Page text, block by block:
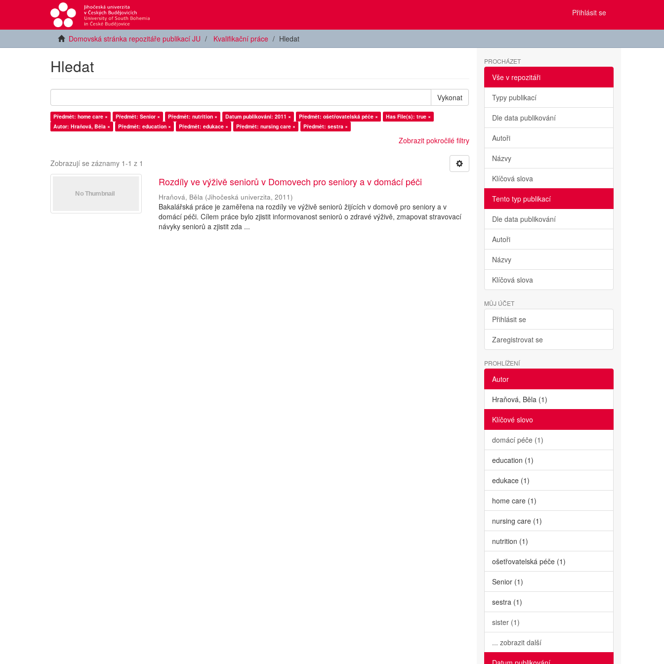
Přihlásit se
Domovská stránka repozitáře publikací JU Kvalifikační práce Hledat
Hledat
Vykonat
Předmět: home care × Předmět: Senior × Předmět: nutrition × Datum publikování: 2011 × Předmět: ošetřovatelská péče ×
Has File(s): true ×
Autor: Hraňová, Běla ×
Předmět: education × Předmět: edukace × Předmět: nursing care × Předmět: sestra ×
Zobrazit pokročilé filtry
Zobrazují se záznamy 1-1 z 1
Rozdíly ve výživě seniorů v Domovech pro seniory a v domácí péči
Hraňová, Běla (Jihočeská univerzita,2011)
Bakalářská práce je zaměřena na rozdíly ve výživě seniorů žijících v domově pro seniory a v
domácí péči. Cílem práce bylo zjistit informovanost seniorů o zdravé výživě, zmapovat stravovací
návyky seniorů a zjistit zda ...
PROCHÁZET
Vše v repozitáři
Typy publikací
Dle data publikování
Autoři
Názvy
Klíčová slova
Tento typ publikací
Dle data publikování
Autoři
Názvy
Klíčová slova
MŮJ ÚČET
Přihlásit se
Zaregistrovat se
PROHLÍŽENÍ
Autor
Hraňová, Běla (1)
Klíčové slovo
domácí péče (1)
education (1)
edukace (1)
home care (1)
nursing care (1)
nutrition (1)
ošetřovatelská péče (1)
Senior (1)
sestra (1)
sister (1)
... zobrazit další